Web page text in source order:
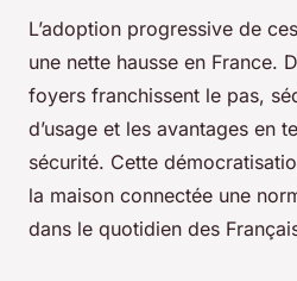
L’adoption progressive de
une nette hausse en France.
foyers franchissent le pas,
d’usage et les avantages en
sécurité. Cette
la maison connectée une
dans le quotidien des